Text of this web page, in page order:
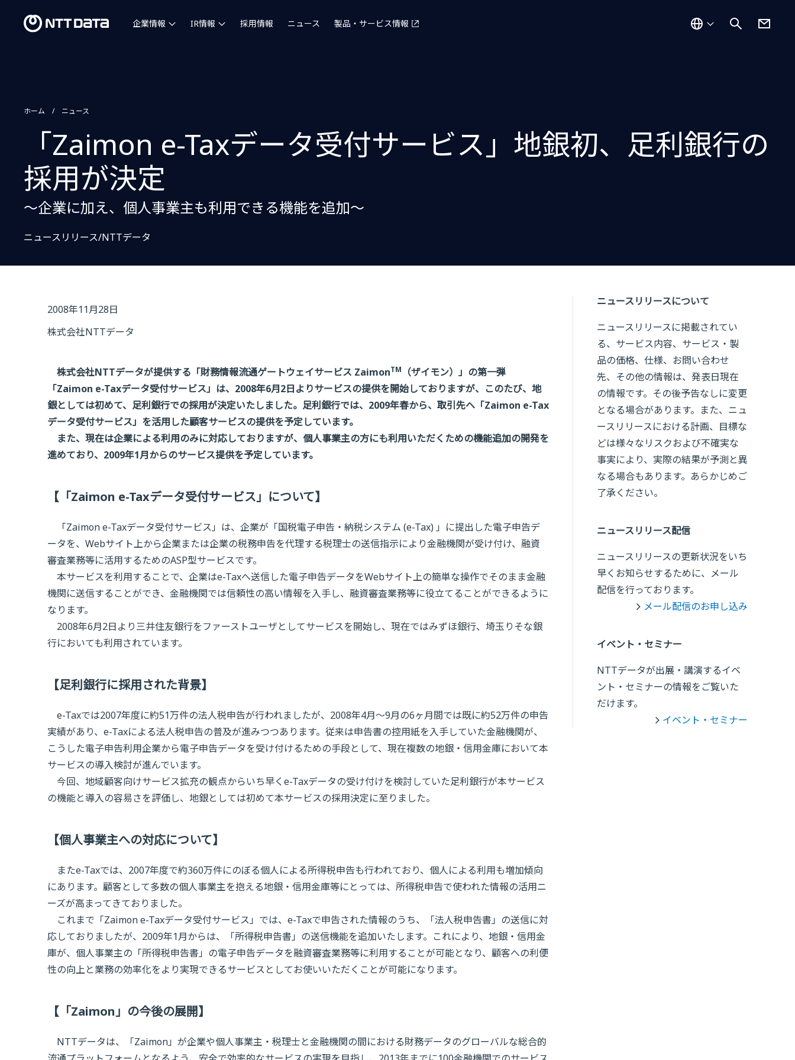
企業情報 IR情報 採用情報 ニュース 製品・サービス情報
ホーム ニュース
「Zaimon e-Taxデータ受付サービス」地銀初、足利銀行の
採用が決定
〜企業に加え、個人事業主も利用できる機能を追加〜
ニュースリリース/NTTデータ
2008年11月28日
株式会社NTTデータ
株式会社NTTデータが提供する「財務情報流通ゲートウェイサービス ZaimonTM
（ザイモン）」の第一弾
「Zaimon e-Taxデータ受付サービス」は、2008年6月2日よりサービスの提供を開始しておりますが、このたび、地
銀としては初めて、足利銀行での採用が決定いたしました。足利銀行では、2009年春から、取引先へ「Zaimon e-Tax
データ受付サービス」を活用した顧客サービスの提供を予定しています。
また、現在は企業による利用のみに対応しておりますが、個人事業主の方にも利用いただくための機能追加の開発を
進めており、2009年1月からのサービス提供を予定しています。
【「Zaimon e-Taxデータ受付サービス」について】
「Zaimon e-Taxデータ受付サービス」は、企業が「国税電子申告・納税システム (e-Tax) 」に提出した電子申告デ
ータを、Webサイト上から企業または企業の税務申告を代理する税理士の送信指示により金融機関が受け付け、融資
審査業務等に活用するためのASP型サービスです。
本サービスを利用することで、企業はe-Taxへ送信した電子申告データをWebサイト上の簡単な操作でそのまま金融
機関に送信することができ、金融機関では信頼性の高い情報を入手し、融資審査業務等に役立てることができるように
なります。
2008年6月2日より三井住友銀行をファーストユーザとしてサービスを開始し、現在ではみずほ銀行、埼玉りそな銀
行においても利用されています。
【足利銀行に採用された背景】
e-Taxでは2007年度に約51万件の法人税申告が行われましたが、2008年4月〜9月の6ヶ月間では既に約52万件の申告
実績があり、e-Taxによる法人税申告の普及が進みつつあります。従来は申告書の控用紙を入手していた金融機関が、
こうした電子申告利用企業から電子申告データを受け付けるための手段として、現在複数の地銀・信用金庫において本
サービスの導入検討が進んでいます。
今回、地域顧客向けサービス拡充の観点からいち早くe-Taxデータの受け付けを検討していた足利銀行が本サービス
の機能と導入の容易さを評価し、地銀としては初めて本サービスの採用決定に至りました。
【個人事業主への対応について】
またe-Taxでは、2007年度で約360万件にのぼる個人による所得税申告も行われており、個人による利用も増加傾向
にあります。顧客として多数の個人事業主を抱える地銀・信用金庫等にとっては、所得税申告で使われた情報の活用ニ
ーズが高まってきておりました。
これまで「Zaimon e-Taxデータ受付サービス」では、e-Taxで申告された情報のうち、「法人税申告書」の送信に対
応しておりましたが、2009年1月からは、「所得税申告書」の送信機能を追加いたします。これにより、地銀・信用金
庫が、個人事業主の「所得税申告書」の電子申告データを融資審査業務等に利用することが可能となり、顧客への利便
性の向上と業務の効率化をより実現できるサービスとしてお使いいただくことが可能になります。
【「Zaimon」の今後の展開】
NTTデータは、「Zaimon」が企業や個人事業主・税理士と金融機関の間における財務データのグローバルな総合的
ニュースリリースについて
ニュースリリースに掲載されてい
る、サービス内容、サービス・製
品の価格、仕様、お問い合わせ
先、その他の情報は、発表日現在
の情報です。その後予告なしに変更
となる場合があります。また、ニュ
ースリリースにおける計画、目標な
どは様々なリスクおよび不確実な
事実により、実際の結果が予測と異
なる場合もあります。あらかじめご
了承ください。
ニュースリリース配信
ニュースリリースの更新状況をいち
早くお知らせするために、メール
配信を行っております。
メール配信のお申し込み
イベント・セミナー
NTTデータが出展・講演するイベ
ント・セミナーの情報をご覧いた
だけます。
イベント・セミナー